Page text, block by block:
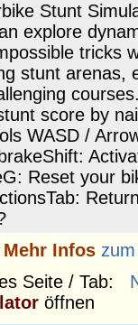
Stunt
explore
tricks
stunt arenas,
score by
WASD /
Reset your
Mehr Infos
Seite / Tab:
öffnen